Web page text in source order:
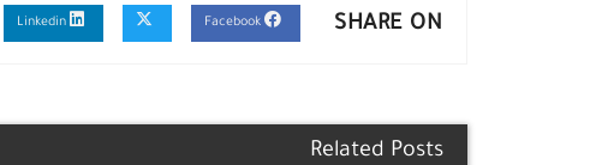
SHARE ON
Related Posts